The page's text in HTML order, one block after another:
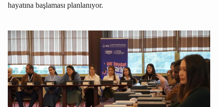
hayatına başlaması planlanıyor.